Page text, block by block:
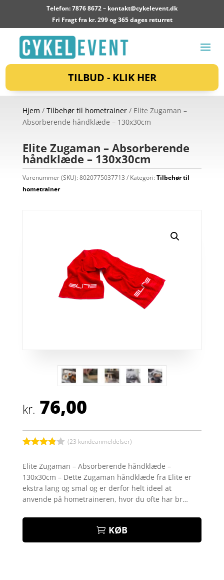
Telefon: 7876 8672 – kontakt@cykelevent.dk
Fri Fragt fra kr. 299 og 365 dages returret
TILBUD - KLIK HER
Hjem / Tilbehør til hometrainer/ Elite Zugaman –
Absorberende håndklæde – 130x30cm
Elite Zugaman – Absorberende
håndklæde – 130x30cm
Varenummer (SKU):8020775037713 Kategori:Tilbehør til
hometrainer
kr. 76,00
ud af 5
baseret
på
kundebed
ømmels
(23 kundeanmeldelser)
Elite Zugaman – Absorberende håndklæde –
130x30cm – Dette Zugaman håndklæde fra Elite er
ekstra lang og smal og er derfor helt ideel at
anvende på hometraineren, hvor du ofte har br…
KØB